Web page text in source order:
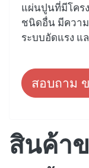
แผ่นปูนที่มีโคร
ชนิดอื่น มีความ
ระบบอัดแรง แ
สอบถาม
สินค้าข